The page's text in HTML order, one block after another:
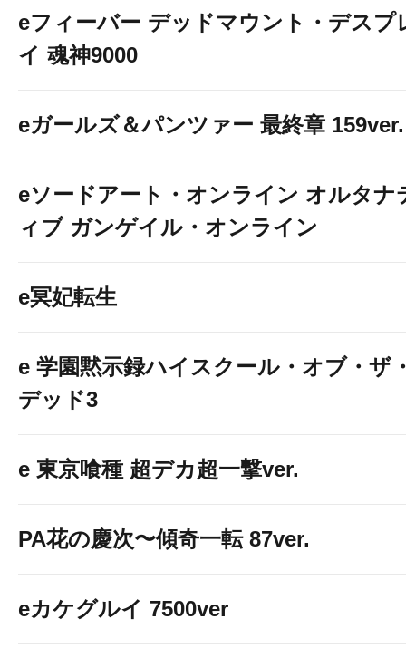
eフィーバー デッドマウント・デスプ
イ 魂神9000
eガールズ＆パンツァー 最終章 159ver.
eソードアート・オンライン オルタナ
ィブ ガンゲイル・オンライン
e冥妃転生
e 学園黙示録ハイスクール・オブ・ザ
デッド3
e 東京喰種 超デカ超一撃ver.
PA花の慶次〜傾奇一転 87ver.
eカケグルイ 7500ver